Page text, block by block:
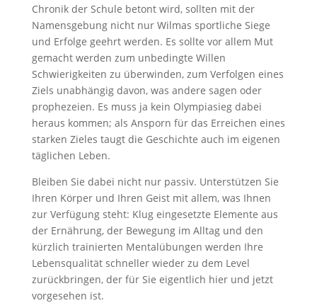
Chronik der Schule betont wird, sollten mit der
Namensgebung nicht nur Wilmas sportliche Siege
und Erfolge geehrt werden. Es sollte vor allem Mut
gemacht werden zum unbedingte Willen
Schwierigkeiten zu überwinden, zum Verfolgen eines
Ziels unabhängig davon, was andere sagen oder
prophezeien. Es muss ja kein Olympiasieg dabei
heraus kommen; als Ansporn für das Erreichen eines
starken Zieles taugt die Geschichte auch im eigenen
täglichen Leben.
Bleiben Sie dabei nicht nur passiv. Unterstützen Sie
Ihren Körper und Ihren Geist mit allem, was Ihnen
zur Verfügung steht: Klug eingesetzte Elemente aus
der Ernährung, der Bewegung im Alltag und den
kürzlich trainierten Mentalübungen werden Ihre
Lebensqualität schneller wieder zu dem Level
zurückbringen, der für Sie eigentlich hier und jetzt
vorgesehen ist.